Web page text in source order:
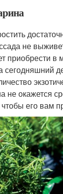
не
приобрести в
сегодняшний
не окажется
его вам